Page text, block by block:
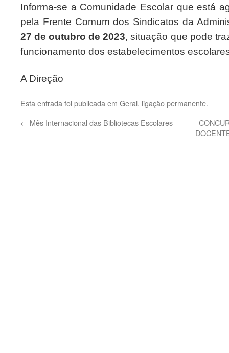
Informa-se a Comunidade Escolar que está
pela Frente Comum dos Sindicatos da
27 de outubro de 2023, situação que pode
funcionamento dos estabelecimentos
A Direção
Esta entrada foi publicada em Geral. ligação permanente.
← Mês Internacional das Bibliotecas Escolares